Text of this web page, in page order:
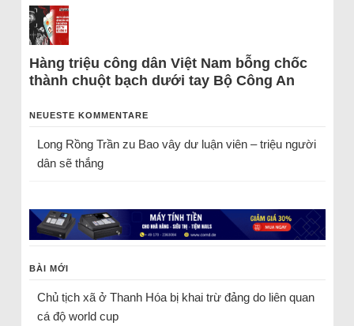
Hàng triệu công dân Việt Nam bỗng chốc
thành chuột bạch dưới tay Bộ Công An
NEUESTE KOMMENTARE
Long Rồng Trầnzu Bao vây dư luận viên – triệu người
dân sẽ thắng
BÀI MỚI
Chủ tịch xã ở Thanh Hóa bị khai trừ đảng do liên quan
cá độ world cup